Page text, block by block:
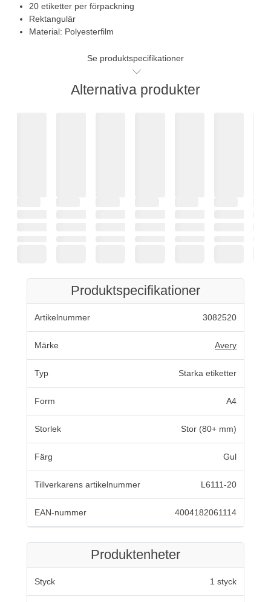
20 etiketter per förpackning
Rektangulär
Material: Polyesterfilm
Se produktspecifikationer
Alternativa produkter
Produktspecifikationer
Artikelnummer 3082520
Märke Avery
Typ Starka etiketter
Form A4
Storlek Stor (80+ mm)
Färg Gul
Tillverkarens artikelnummer L6111-20
EAN-nummer 4004182061114
Produktenheter
Styck 1 styck